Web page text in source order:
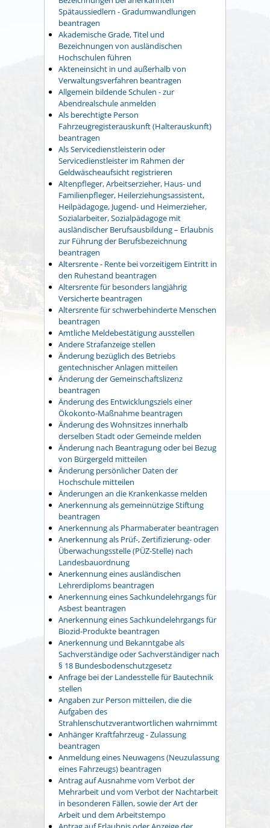
Spätaussiedlern - Gradumwandlungen
beantragen
Akademische Grade, Titel und
Bezeichnungen von ausländischen
Hochschulen führen
Akteneinsicht in und außerhalb von
Verwaltungsverfahren beantragen
Allgemein bildende Schulen - zur
Abendrealschule anmelden
Als berechtigte Person
Fahrzeugregisterauskunft (Halterauskunft)
beantragen
Als Servicedienstleisterin oder
Servicedienstleister im Rahmen der
Geldwäscheaufsicht registrieren
Altenpfleger, Arbeitserzieher, Haus- und
Familienpfleger, Heilerziehungsassistent,
Heilpädagoge, Jugend- und Heimerzieher,
Sozialarbeiter, Sozialpädagoge mit
ausländischer Berufsausbildung – Erlaubnis
zur Führung der Berufsbezeichnung
beantragen
Altersrente - Rente bei vorzeitigem Eintritt in
den Ruhestand beantragen
Altersrente für besonders langjährig
Versicherte beantragen
Altersrente für schwerbehinderte Menschen
beantragen
Amtliche Meldebestätigung ausstellen
Andere Strafanzeige stellen
Änderung bezüglich des Betriebs
gentechnischer Anlagen mitteilen
Änderung der Gemeinschaftslizenz
beantragen
Änderung des Entwicklungsziels einer
Ökokonto-Maßnahme beantragen
Änderung des Wohnsitzes innerhalb
derselben Stadt oder Gemeinde melden
Änderung nach Beantragung oder bei Bezug
von Bürgergeld mitteilen
Änderung persönlicher Daten der
Hochschule mitteilen
Änderungen an die Krankenkasse melden
Anerkennung als gemeinnützige Stiftung
beantragen
Anerkennung als Pharmaberater beantragen
Anerkennung als Prüf-, Zertifizierung- oder
Überwachungsstelle (PÜZ-Stelle) nach
Landesbauordnung
Anerkennung eines ausländischen
Lehrerdiploms beantragen
Anerkennung eines Sachkundelehrgangs für
Asbest beantragen
Anerkennung eines Sachkundelehrgangs für
Biozid-Produkte beantragen
Anerkennung und Bekanntgabe als
Sachverständige oder Sachverständiger nach
§ 18 Bundesbodenschutzgesetz
Anfrage bei der Landesstelle für Bautechnik
stellen
Angaben zur Person mitteilen, die die
Aufgaben des
Strahlenschutzverantwortlichen wahrnimmt
Anhänger Kraftfahrzeug - Zulassung
beantragen
Anmeldung eines Neuwagens (Neuzulassung
eines Fahrzeugs) beantragen
Antrag auf Ausnahme vom Verbot der
Mehrarbeit und vom Verbot der Nachtarbeit
in besonderen Fällen, sowie der Art der
Arbeit und dem Arbeitstempo